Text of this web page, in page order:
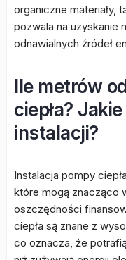
organiczne materiały,
pozwala na uzyskanie
odnawialnych źródeł
Ile metrów
ciepła?
instalacji?
Instalacja pompy
które mogą znacząco
oszczędności
ciepła są znane z
co oznacza, że